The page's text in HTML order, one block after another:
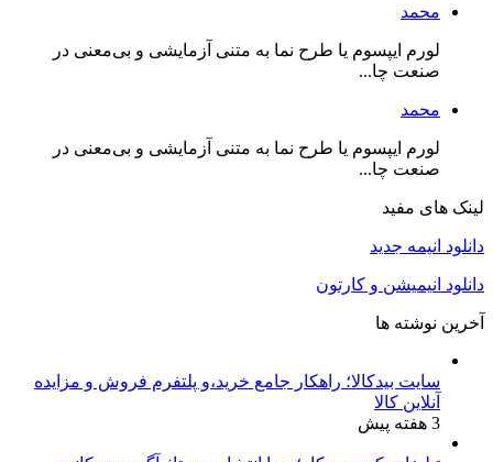
محمد
لورم ایپسوم یا طرح‌ نما به متنی آزمایشی و بی‌معنی در
صنعت چا...
محمد
لورم ایپسوم یا طرح‌ نما به متنی آزمایشی و بی‌معنی در
صنعت چا...
لینک های مفید
دانلود انیمه جدید
دانلود انیمیشن و کارتون
آخرین نوشته ها
سایت بیدکالا؛ راهکار جامع خرید،و پلتفرم فروش و مزایده
آنلاین کالا
3 هفته پیش